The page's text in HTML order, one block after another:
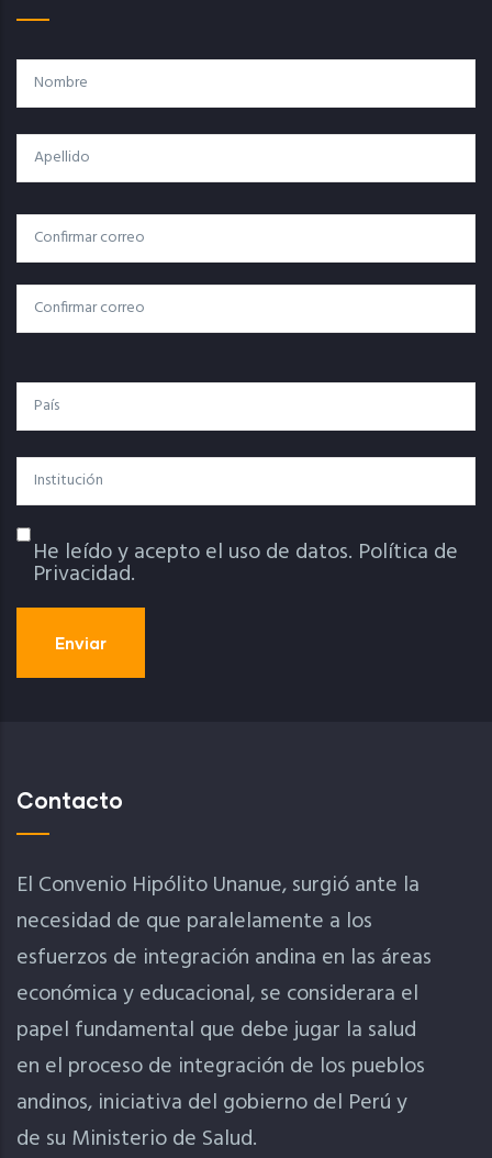
Nombre
Apellido
Correo
Electrónico
Correo Electrónico
Confirmar Correo
País
Institución
Política De Privacidad
He leído y acepto el uso de datos. Política de
Privacidad.
Contacto
El Convenio Hipólito Unanue, surgió ante la
necesidad de que paralelamente a los
esfuerzos de integración andina en las áreas
económica y educacional, se considerara el
papel fundamental que debe jugar la salud
en el proceso de integración de los pueblos
andinos, iniciativa del gobierno del Perú y
de su Ministerio de Salud.